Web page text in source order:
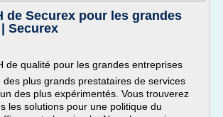
de Securex pour les grandes
Securex
de qualité pour les grandes entreprises
des plus grands prestataires de services
des plus expérimentés. Vous trouverez
les solutions pour une politique du